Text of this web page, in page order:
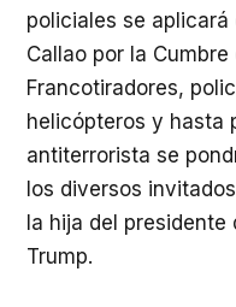
policiales se
Callao por la
Francotiradores,
helicópteros y hasta
antiterrorista se
los diversos
la hija del presidente
Trump.